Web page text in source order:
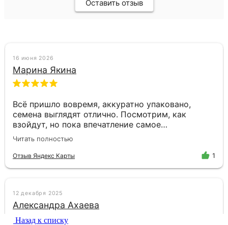
Назад к списку